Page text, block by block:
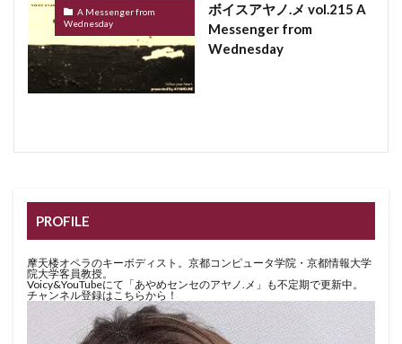
A Messenger from
Wednesday
ボイスアヤノ.メ vol.215 A
Messenger from
Wednesday
PROFILE
摩天楼オペラのキーボディスト。京都コンピュータ学院・京都情報大学
院大学客員教授。
Voicy&YouTubeにて「あやめセンセのアヤノ.メ」も不定期で更新中。
チャンネル登録はこちらから！